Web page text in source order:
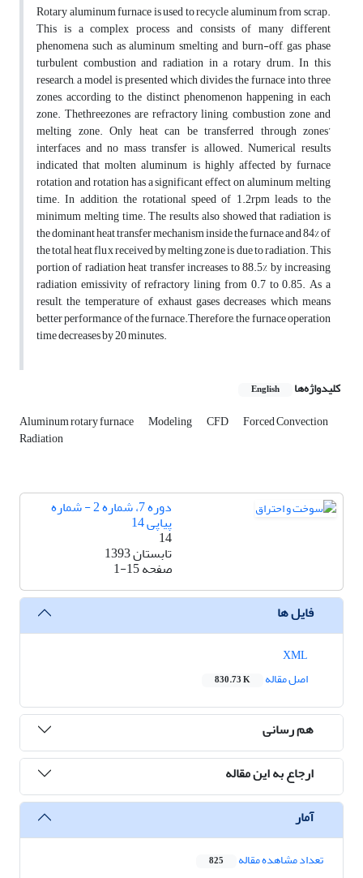
Rotary aluminum furnace is used to recycle aluminum from scrap.
This is a complex process and consists of many different
phenomena such as aluminum smelting and burn-off, gas phase
turbulent combustion and radiation in a rotary drum. In this
research, a model is presented which divides the furnace into three
zones, according to the distinct phenomenon happening in each
zone. Thethreezones are refractory lining, combustion zone and
melting zone. Only heat can be transferred through zones’
interfaces and no mass transfer is allowed. Numerical results
indicated that molten aluminum is highly affected by furnace
rotation and rotation has a significant effect on aluminum melting
time. In addition, the rotational speed of 1.2rpm leads to the
minimum melting time. The results also showed that radiation is
the dominant heat transfer mechanism inside the furnace and 84% of
the total heat flux received by melting zone is due to radiation. This
portion of radiation heat transfer increases to 88.5% by increasing
radiation emissivity of refractory lining from 0.7 to 0.85. As a
result, the temperature of exhaust gases decreases which means
better performance of the furnace.Therefore, the furnace operation
time decreases by 20 minutes.
کلیدواژه‌ها English
Aluminum rotary furnace Modeling CFD Forced Convection
Radiation
دوره 7، شماره 2 - شماره
پیاپی 14
14
تابستان 1393
صفحه1-15
فایل ها
اصل مقاله
830.73 K
هم رسانی
ارجاع به این مقاله
آمار
تعداد مشاهده مقاله 825